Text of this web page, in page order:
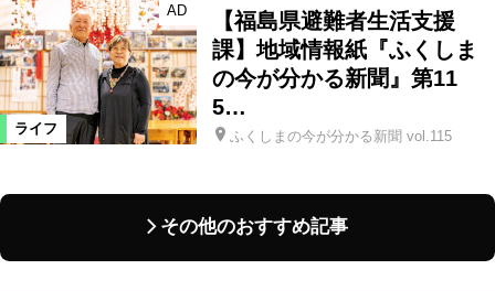
ライフ
AD
【福島県避難者生活支援
課】地域情報紙『ふくしま
の今が分かる新聞』第11
5…
ふくしまの今が分かる新聞 vol.115
その他のおすすめ記事